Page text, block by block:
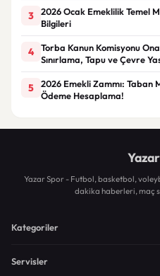
3
2026 Ocak Emeklilik Temel
Bilgileri
4
Torba Kanun Komisyonu
Sınırlama, Tapu ve Çevre
5
2026 Emekli Zammı: Taban
Ödeme Hesaplama!
Yazar Spor - Futbol, basketbol,
dakika haberleri, maç
Kategoriler
Servisler